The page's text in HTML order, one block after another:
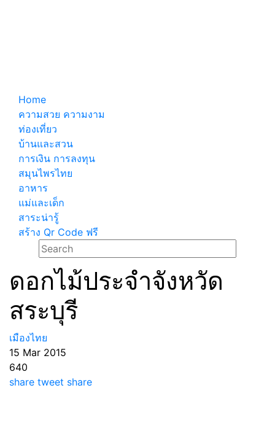
Home
ความสวย ความงาม
ท่องเที่ยว
บ้านและสวน
การเงิน การลงทุน
สมุนไพรไทย
อาหาร
แม่และเด็ก
สาระน่ารู้
สร้าง Qr Code ฟรี
ดอกไม้ประจำจังหวัด
สระบุรี
เมืองไทย
15 Mar 2015
640
share tweet share